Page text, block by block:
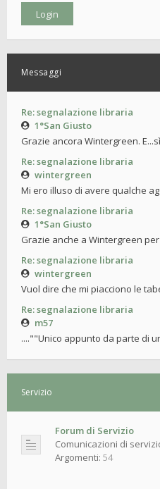
Messaggi
Re: segnalazione libraria
1°San Giusto
Grazie ancora Wintergreen.
Re: segnalazione libraria
wintergreen
Mi ero illuso di avere qualche
Re: segnalazione libraria
1°San Giusto
Grazie anche a Wintergreen
Re: segnalazione libraria
wintergreen
Vuol dire che mi piacciono le
Re: segnalazione libraria
m57
....""Unico appunto da parte di
Servizio
Forum di Servizio
Comunicazioni di
Argomenti: 54